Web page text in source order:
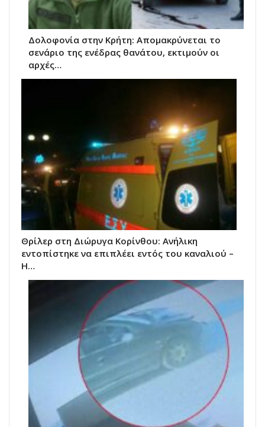
Δολοφονία στην Κρήτη: Απομακρύνεται το
σενάριο της ενέδρας θανάτου, εκτιμούν οι
αρχές…
Θρίλερ στη Διώρυγα Κορίνθου: Ανήλικη
εντοπίστηκε να επιπλέει εντός του καναλιού –
Η…